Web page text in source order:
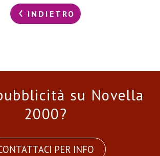
INDIETRO
su Novella
2000?
PER INFO